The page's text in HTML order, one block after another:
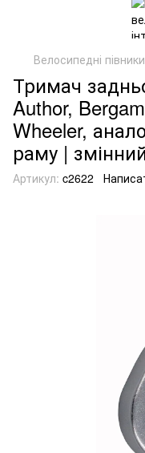
Велосипедні півники
Тримач
Author,
Wheeler,
раму |
Артикул: c2622